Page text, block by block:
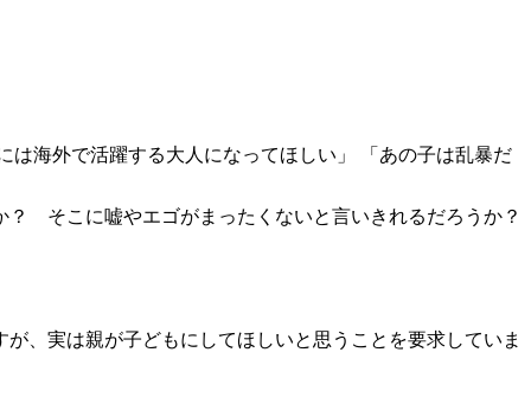
は海外で活躍する大人になってほしい」 「あの子は乱暴だ
？ そこに嘘やエゴがまったくないと言いきれるだろうか？
、実は親が子どもにしてほしいと思うことを要求していま